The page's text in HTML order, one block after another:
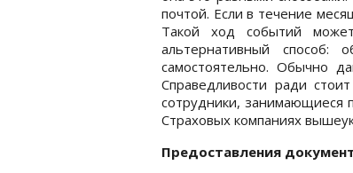
почтой. Если в течение
Такой ход событий может
альтернативный
самостоятельно. Обычно
Справедливости ради
сотрудники, занимающиеся
Страховых компаниях
Предоставления